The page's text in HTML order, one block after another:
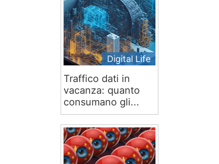
Digital Life
Traffico dati in
vacanza: quanto
consumano gli...